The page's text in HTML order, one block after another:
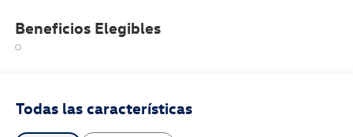
Beneficios Elegibles
Todas las características